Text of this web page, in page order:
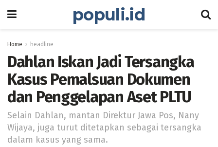
populi.id
Home headline
Dahlan Iskan Jadi Tersangka
Kasus Pemalsuan Dokumen
dan Penggelapan Aset PLTU
Selain Dahlan, mantan Direktur Jawa Pos, Nany
Wijaya, juga turut ditetapkan sebagai tersangka
dalam kasus yang sama.